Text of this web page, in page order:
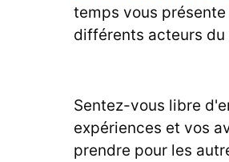
temps vous
différents acteurs
Sentez-vous libre
expériences et vos
prendre pour les